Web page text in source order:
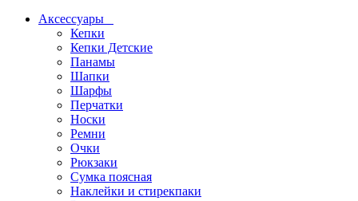
Аксессуары
Кепки
Кепки Детские
Панамы
Шапки
Шарфы
Перчатки
Носки
Ремни
Очки
Рюкзаки
Сумка поясная
Наклейки и стирекпаки